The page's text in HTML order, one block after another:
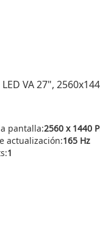
VA 27",
pantalla:2560 x 1440
actualización:165 Hz
1